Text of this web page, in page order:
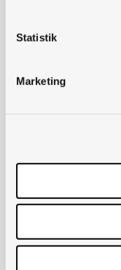
Statistik
Marketing
biprodukt af
fremgår ved
forbrugsudledninger”.
I et nyhedsbrev fra
formand Søren
- Der er
sydamerikansk
ende som kød, og
størstedelens
på baggrund af